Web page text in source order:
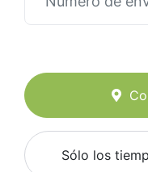
Sólo los